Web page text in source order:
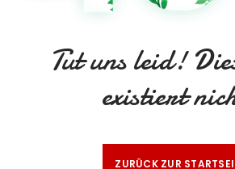
Tut uns leid!
existiert
ZURÜCK ZUR